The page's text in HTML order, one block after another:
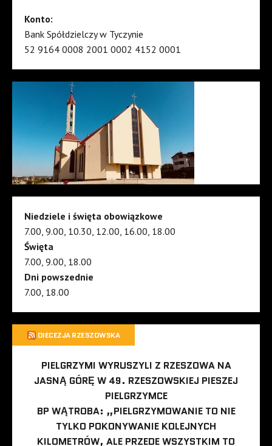
Konto:
Bank Spółdzielczy w Tyczynie
52 9164 0008 2001 0002 4152 0001
Niedziele i święta obowiązkowe
7.00, 9.00, 10.30, 12.00, 16.00, 18.00
Święta
7.00, 9.00, 18.00
Dni powszednie
7.00, 18.00
DIECEZJA RZESZOWSKA
PIELGRZYMI WYRUSZYLI Z RZESZOWA NA
JASNĄ GÓRĘ W 49. RZESZOWSKIEJ PIESZEJ
PIELGRZYMCE
BP WĄTROBA: „PIELGRZYMOWANIE TO NIE
TYLKO POKONYWANIE KOLEJNYCH
KILOMETRÓW, ALE PRZEDE WSZYSTKIM TO